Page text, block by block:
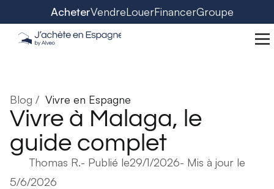
AcheterVendreLouerFinancerGroupe
Blog / Vivre en Espagne
Vivre à Malaga, le
guide complet
Thomas R.- Publié le29/1/2026- Mis à jour le
5/6/2026